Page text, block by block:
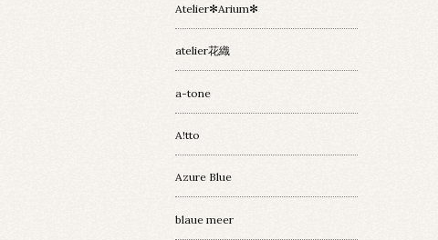
Atelier✻Arium✻
atelier花織
a-tone
A!tto
Azure Blue
blaue meer